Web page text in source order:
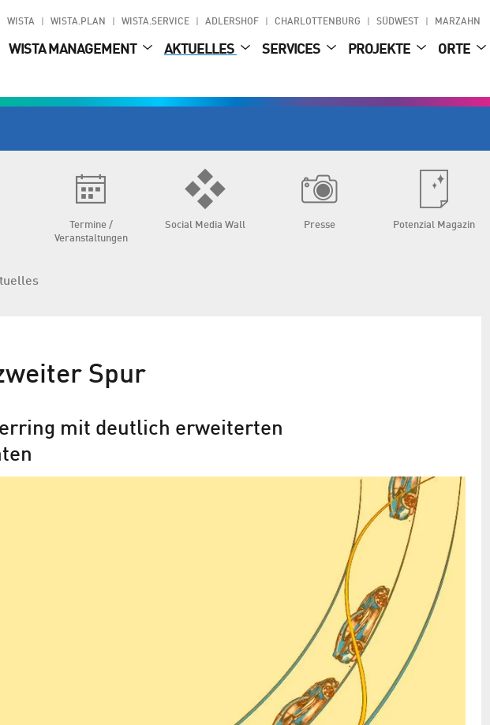
WISTA WISTA.PLAN WISTA.SERVICE ADLERSHOF CHARLOTTENBURG SÜDWEST MARZAHN
WISTA MANAGEMENT AKTUELLES SERVICES PROJEKTE ORTE
Termine /
Veranstaltungen
Social Media Wall Presse Potenzial Magazin
Spur
mit deutlich erweiterten
BESSY macht Flugzeit-
Elektronenspektroskopie dauerhaft
HZB-Physiker picken einzelne Pulse aus
Synchrotronlicht heraus